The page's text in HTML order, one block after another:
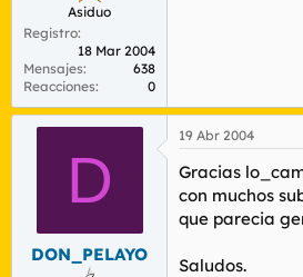
Asiduo
Registro
18 Mar 2004
Mensajes
638
Reacciones
0
D
DON_PELAYO
19 Abr 2004
Gracias
con muchos
que parecia
Saludos.